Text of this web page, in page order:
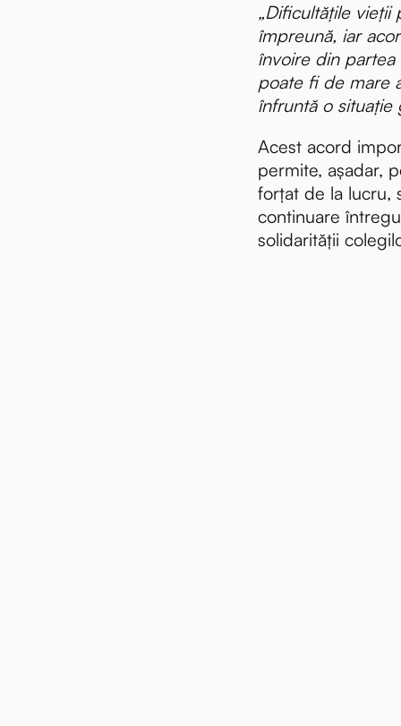
„Dificultățile
împreună, iar
învoire din
poate fi de mare
înfruntă o situație
Acest acord
permite, așadar,
forțat de la lucru,
continuare
solidarității